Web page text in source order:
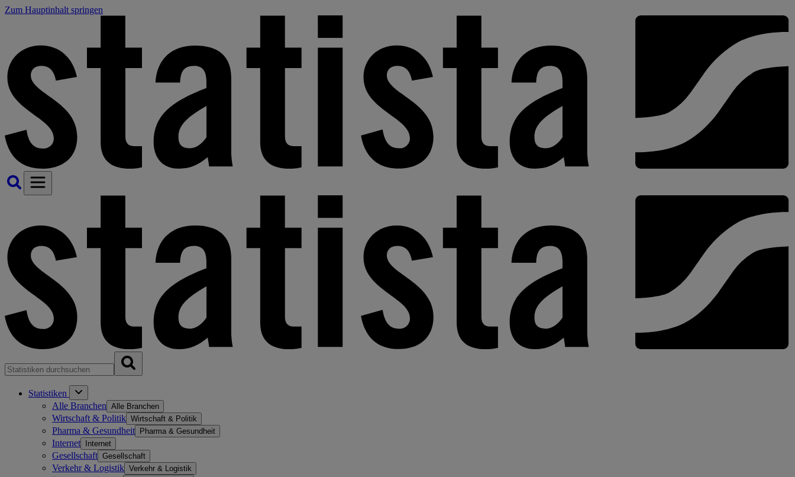
Zum Hauptinhalt springen
Statistiken
Alle Branchen Alle Branchen
Wirtschaft & Politik Wirtschaft & Politik
Pharma & Gesundheit Pharma & Gesundheit
Internet Internet
Gesellschaft Gesellschaft
Verkehr & Logistik Verkehr & Logistik